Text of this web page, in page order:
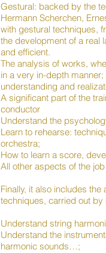
Gestural: backed by the
Hermann Scherchen,
with gestural techniques,
the development of a real
and efficient.
The analysis of works,
in a very in-depth
understanding and
A significant part of the
conductor
Understand the
Learn to rehearse:
orchestra;
How to learn a score,
All other aspects of the job
Finally, it also includes
techniques, carried out
Understand string
Understand the
harmonic sounds…;